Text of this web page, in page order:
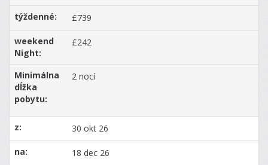
£739
£242
2 nocí
30 okt 26
18 dec 26